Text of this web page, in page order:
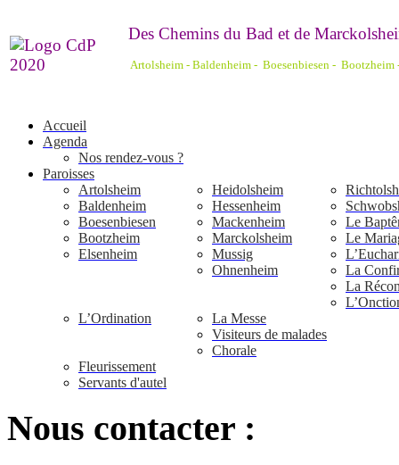
Des Chemins du Bad et de
Artolsheim - Baldenheim - Boesenbiesen -
Accueil
Agenda
Nos rendez-vous ?
Paroisses
Artolsheim
Baldenheim
Boesenbiesen
Bootzheim
Elsenheim
Heidolsheim
Hessenheim
Mackenheim
Marckolsheim
Mussig
Ohnenheim
Le
Le
La
La
L’Ordination
La Messe
Visiteurs de malades
Chorale
Fleurissement
Servants d'autel
Nous contacter :